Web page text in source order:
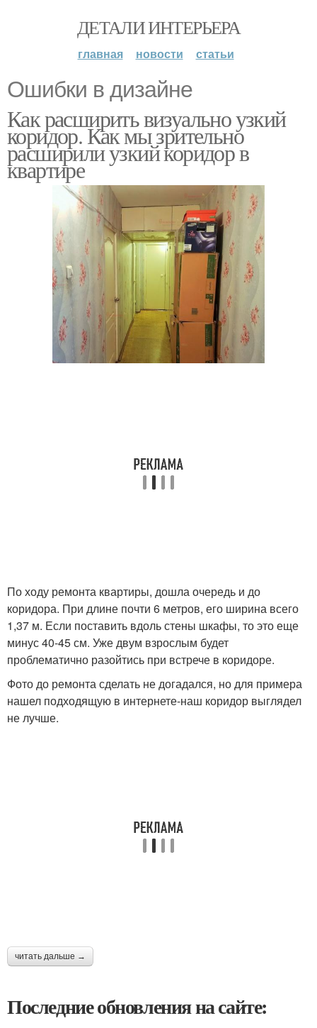
ДЕТАЛИ ИНТЕРЬЕРА
главная новости статьи
Ошибки в дизайне
Как расширить визуально узкий
коридор. Как мы зрительно
расширили узкий коридор в
квартире
По ходу ремонта квартиры, дошла очередь и до
коридора. При длине почти 6 метров, его ширина всего
1,37 м. Если поставить вдоль стены шкафы, то это еще
минус 40-45 см. Уже двум взрослым будет
проблематично разойтись при встрече в коридоре.
Фото до ремонта сделать не догадался, но для примера
нашел подходящую в интернете-наш коридор выглядел
не лучше.
читать дальше →
Последние обновления на сайте: